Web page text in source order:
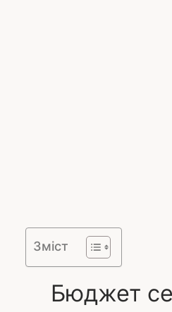
Зміст
Бюджет